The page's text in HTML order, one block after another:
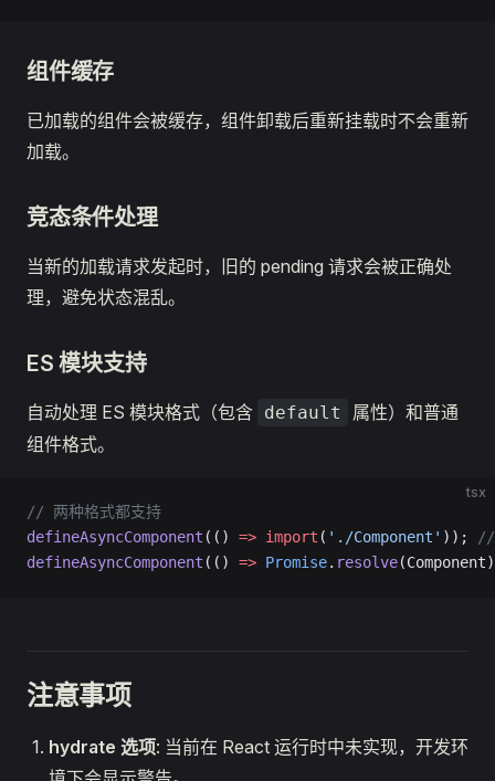
组件缓存
已加载的组件会被缓存，组件卸载后重新挂载时不会重新
加载。
竞态条件处理
当新的加载请求发起时，旧的 pending 请求会被正确处
理，避免状态混乱。
ES 模块支持
自动处理 ES 模块格式（包含 default
属性）和普通
组件格式。
tsx
// 两种格式都支持
defineAsyncComponent (() => import ( './Component' ));
//
defineAsyncComponent (() => Promise. resolve
注意事项
hydrate 选项: 当前在 React 运行时中未实现，开发环